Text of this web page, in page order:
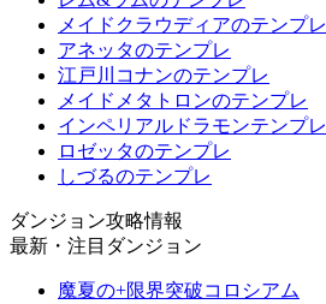
メイドクラウディアのテンプレ
アネッタのテンプレ
江戸川コナンのテンプレ
メイドメタトロンのテンプレ
インペリアルドラモンテンプレ
ロゼッタのテンプレ
しづるのテンプレ
ダンジョン攻略情報
最新・注目ダンジョン
魔夏の+限界突破コロシアム